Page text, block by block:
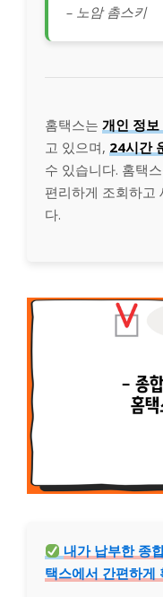
– 노암 촘스키
홈택스는 개인 정보
고 있으며, 24시간
수 있습니다. 홈택
편리하게 조회하고
다.
내가 납부한 종
택스에서 간편하게